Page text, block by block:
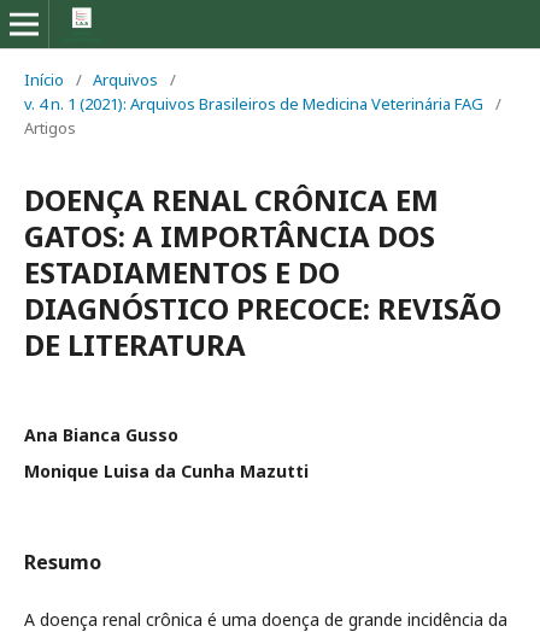
Início / Arquivos
/
v. 4 n. 1 (2021): Arquivos Brasileiros de Medicina Veterinária FAG
/
Artigos
DOENÇA RENAL CRÔNICA EM
GATOS: A IMPORTÂNCIA DOS
ESTADIAMENTOS E DO
DIAGNÓSTICO PRECOCE: REVISÃO
DE LITERATURA
Ana Bianca Gusso
Monique Luisa da Cunha Mazutti
Resumo
A doença renal crônica é uma doença de grande incidência da